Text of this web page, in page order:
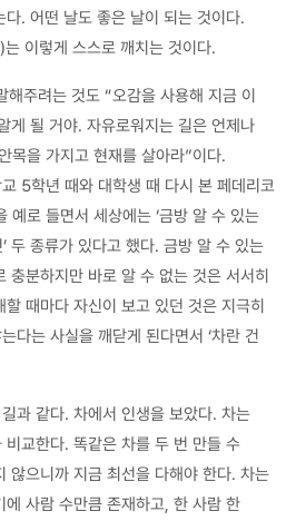
다. 어떤 날도 좋은 날이 되는 것이다.
이렇게 스스로 깨치는 것이다.
해주려는 것도 “오감을 사용해 지금 이
게 될 거야. 자유로워지는 길은 언제나
목을 가지고 현재를 살아라”이다.
5학년 때와 대학생 때 다시 본 페데리코
예로 들면서 세상에는 ‘금방 알 수 있는
’ 두 종류가 있다고 했다. 금방 알 수 있는
충분하지만 바로 알 수 없는 것은 서서히
때마다 자신이 보고 있던 것은 지극히
다는 사실을 깨닫게 된다면서 ‘차란 건
과 같다. 차에서 인생을 보았다. 차는
비교한다. 똑같은 차를 두 번 만들 수
않으니까 지금 최선을 다해야 한다. 차는
사람 수만큼 존재하고, 한 사람 한